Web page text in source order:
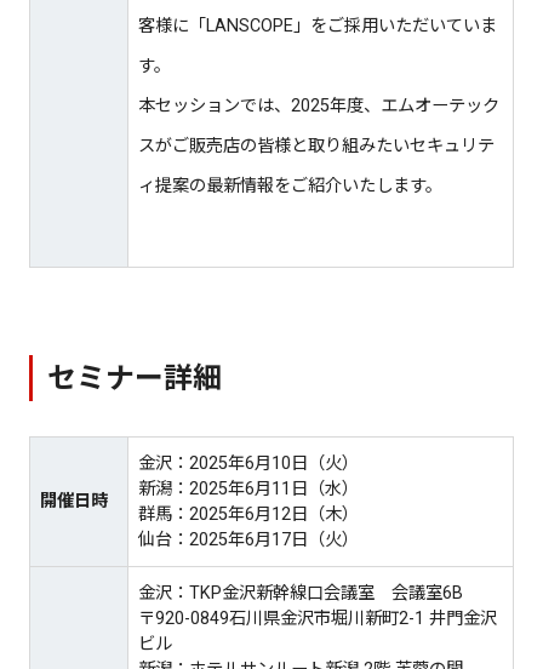
客様に「LANSCOPE」をご採用いただいていま
す。
本セッションでは、2025年度、エムオーテック
スがご販売店の皆様と取り組みたいセキュリテ
ィ提案の最新情報をご紹介いたします。
セミナー詳細
開催日時
金沢：2025年6月10日（火）
新潟：2025年6月11日（水）
群馬：2025年6月12日（木）
仙台：2025年6月17日（火）
金沢：TKP金沢新幹線口会議室 会議室6B
〒920-0849石川県金沢市堀川新町2-1 井門金沢
ビル